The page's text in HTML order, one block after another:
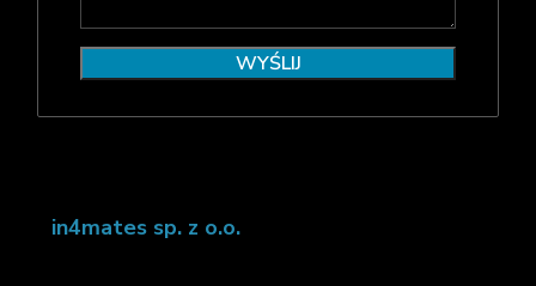
in4mates sp. z o.o.